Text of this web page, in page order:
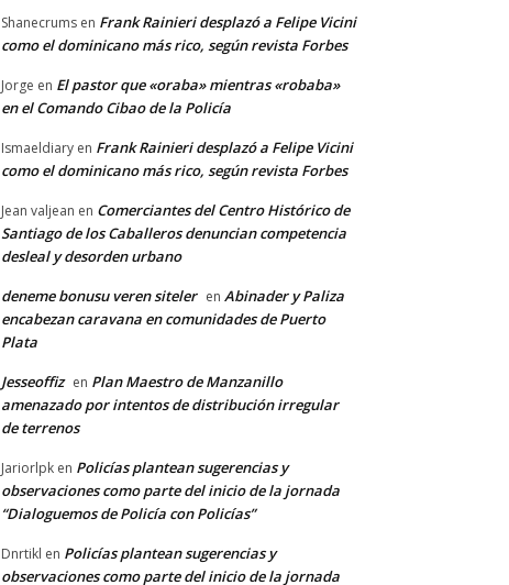
Shanecrums en Frank Rainieri desplazó a Felipe Vicini
como el dominicano más rico, según revista Forbes
Jorge en El pastor que «oraba» mientras «robaba»
en el Comando Cibao de la Policía
Ismaeldiary en Frank Rainieri desplazó a Felipe Vicini
como el dominicano más rico, según revista Forbes
Jean valjean en Comerciantes del Centro Histórico de
Santiago de los Caballeros denuncian competencia
desleal y desorden urbano
deneme bonusu veren siteler en Abinader y Paliza
encabezan caravana en comunidades de Puerto
Plata
Jesseoffiz en Plan Maestro de Manzanillo
amenazado por intentos de distribución irregular
de terrenos
Jariorlpk en Policías plantean sugerencias y
observaciones como parte del inicio de la jornada
“Dialoguemos de Policía con Policías”
Dnrtikl en Policías plantean sugerencias y
observaciones como parte del inicio de la jornada